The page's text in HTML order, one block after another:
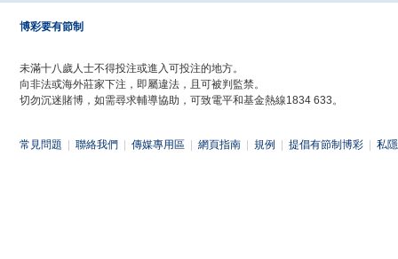
博彩要有節制
未滿十八歲人士不得投注或進入可投注的地方。
向非法或海外莊家下注，即屬違法，且可被判監禁。
切勿沉迷賭博，如需尋求輔導協助，可致電平和基金熱線1834 633。
常見問題 聯絡我們 傳媒專用區 網頁指南 規例 提倡有節制博彩 私